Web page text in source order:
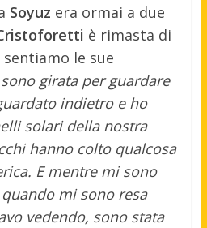
Soyuz era ormai a due
è rimasta di
sentiamo le sue
girata per guardare
indietro e ho
solari della nostra
hanno colto qualcosa
E mentre mi sono
mi sono resa
vedendo, sono stata